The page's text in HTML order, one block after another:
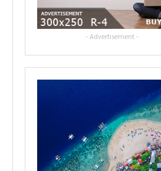
- Advertisement -